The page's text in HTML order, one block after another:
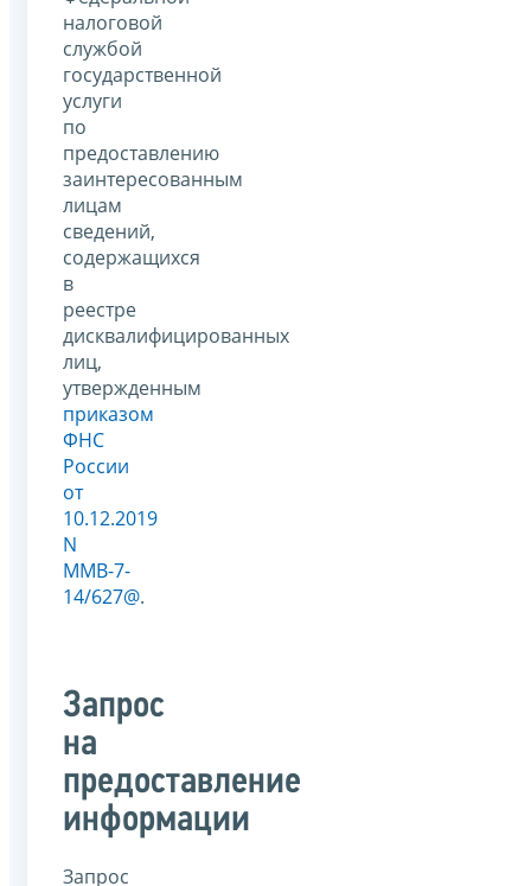
налоговой
службой
государственной
услуги
по
предоставлению
заинтересованным
лицам
сведений,
содержащихся
в
реестре
дисквалифицированных
лиц,
утвержденным
приказом
ФНС
России
от
10.12.2019
N
ММВ-7-
14/627@.
Запрос
на
предоставление
информации
Запрос